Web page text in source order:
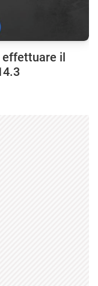
effettuare il